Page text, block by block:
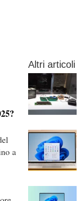
a
Altri articoli